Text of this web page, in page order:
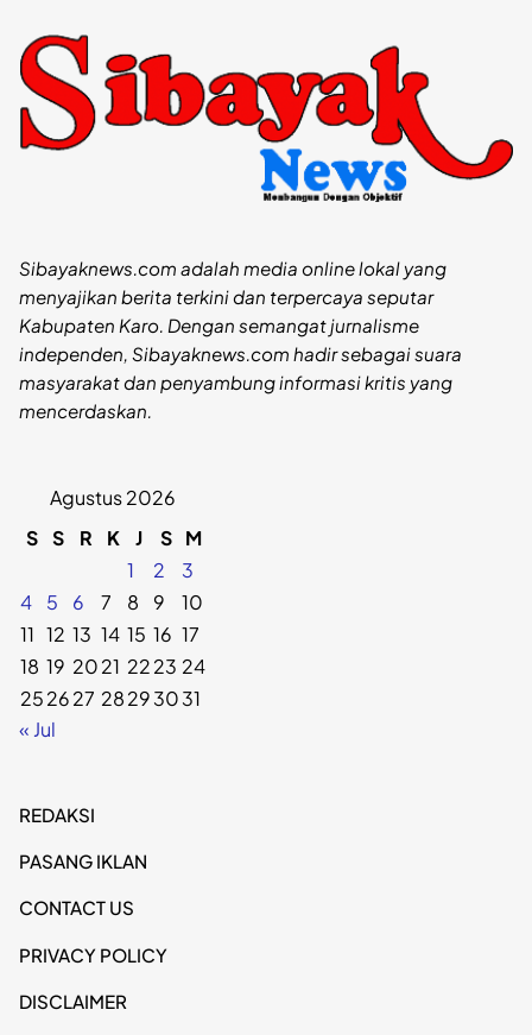
Sibayaknews.com adalah media online lokal yang
menyajikan berita terkini dan terpercaya seputar
Kabupaten Karo. Dengan semangat jurnalisme
independen, Sibayaknews.com hadir sebagai suara
masyarakat dan penyambung informasi kritis yang
mencerdaskan.
Agustus 2026
S S R K J S M
1
2
3
4
5 6 7 8 9
10
11 12 13 14 15 16 17
18 19 2021 2223 24
252627 28293031
« Jul
REDAKSI
PASANG IKLAN
CONTACT US
PRIVACY POLICY
DISCLAIMER